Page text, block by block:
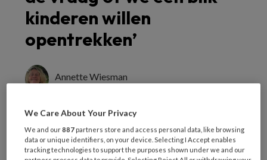
kinderen willen
opentrekken’
Annette Wiesman
'Sinds anderhalf jaar werk ik voor
Stichting Dock als sociaal makelaar
jeugd in Utrecht. Wekelijks organiseer
We Care About Your Privacy
We and our887 partners store and access personal data, like browsing
data or unique identifiers, on your device. Selecting I Accept enables
tracking technologies to support the purposes shown under we and our